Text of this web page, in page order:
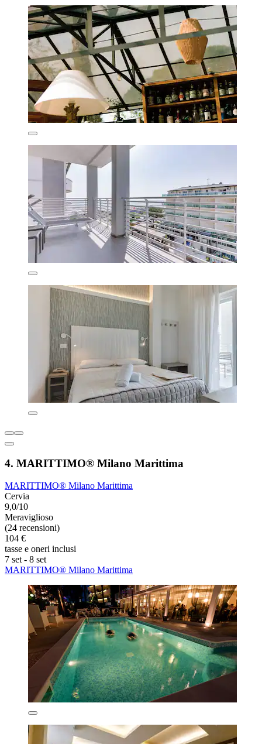
4. MARITTIMO® Milano Marittima
MARITTIMO® Milano Marittima
Cervia
9,0/10
Meraviglioso
(24 recensioni)
104 €
tasse e oneri inclusi
7 set - 8 set
MARITTIMO® Milano Marittima